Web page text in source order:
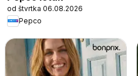
od štvrtka 06.08.2026
Pepco